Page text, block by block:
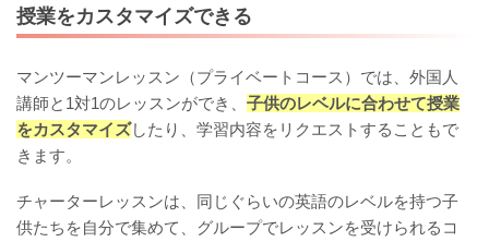
授業をカスタマイズできる
マンツーマンレッスン（プライベートコース）では、外国人
講師と1対1のレッスンができ、 子供のレベルに合わせて授業
をカスタマイズしたり、学習内容をリクエストすることもで
きます。
チャーターレッスンは、同じぐらいの英語のレベルを持つ子
供たちを自分で集めて、グループでレッスンを受けられるコ